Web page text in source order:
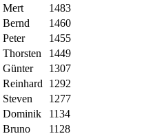
Mert
1483
Bernd
1460
Peter
1455
Thorsten
1449
Günter
1307
Reinhard
1292
Steven
1277
Dominik
1134
Bruno 1128